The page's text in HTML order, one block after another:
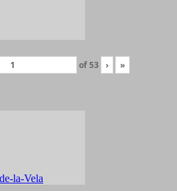
of53 › »